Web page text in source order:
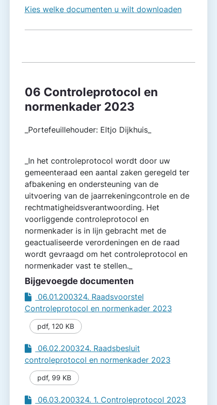
Kies welke documenten u wilt downloaden
06 Controleprotocol en
normenkader 2023
_Portefeuillehouder: Eltjo Dijkhuis_
_In het controleprotocol wordt door uw
gemeente­raad een aantal zaken geregeld ter
afbakening en onder­steuning van de
uitvoering van de jaarrekeningcontrole en de
rechtmatigheidsverantwoording. Het
voorliggende controleprotocol en
normenkader is in lijn gebracht met de
geactualiseerde verordeningen en de raad
wordt gevraagd om het controleprotocol en
normenkader vast te stellen._
Bijgevoegde documenten
06.01.200324. Raadsvoorstel
Controleprotocol en normenkader 2023
pdf, 120 KB
06.02.200324. Raadsbesluit
controleprotocol en normenkader 2023
pdf, 99 KB
06.03.200324. 1. Controleprotocol 2023